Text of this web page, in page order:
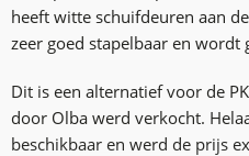
heeft witte schuifdeuren aan
zeer goed stapelbaar en wordt
Dit is een alternatief voor de
door Olba werd verkocht.
beschikbaar en werd de prijs